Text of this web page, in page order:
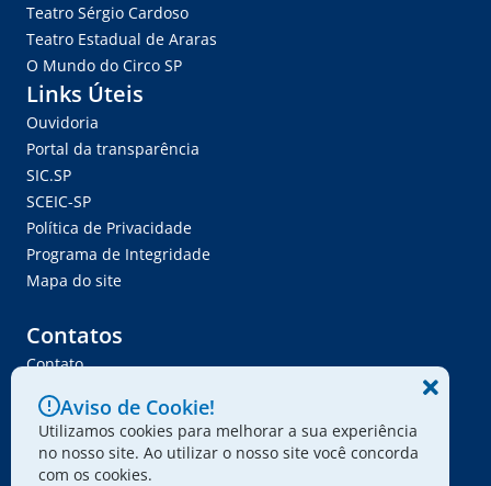
Teatro Sérgio Cardoso
Teatro Estadual de Araras
O Mundo do Circo SP
Links Úteis
Ouvidoria
Portal da transparência
SIC.SP
SCEIC-SP
Política de Privacidade
Programa de Integridade
Mapa do site
Contatos
Contato
Ser Fornecedor
Envie seu projeto
Aviso de Cookie!
Utilizamos cookies para melhorar a sua experiência
no nosso site. Ao utilizar o nosso site você concorda
com os cookies.